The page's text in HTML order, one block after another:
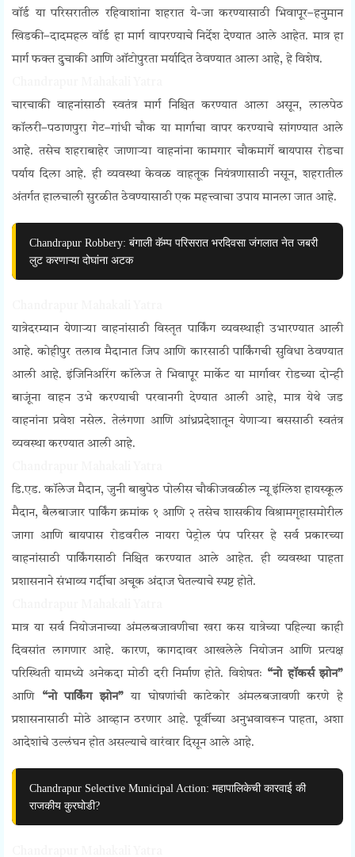
वॉर्ड या परिसरातील रहिवाशांना शहरात ये-जा करण्यासाठी भिवापूर–हनुमान
खिडकी–दादमहल वॉर्ड हा मार्ग वापरण्याचे निर्देश देण्यात आले आहेत. मात्र हा
मार्ग फक्त दुचाकी आणि ऑटोपुरता मर्यादित ठेवण्यात आला आहे, हे विशेष.
चारचाकी वाहनांसाठी स्वतंत्र मार्ग निश्चित करण्यात आला असून, लालपेठ
कॉलरी–पठाणपुरा गेट–गांधी चौक या मार्गाचा वापर करण्याचे सांगण्यात आले
आहे. तसेच शहराबाहेर जाणाऱ्या वाहनांना कामगार चौकमार्गे बायपास रोडचा
पर्याय दिला आहे. ही व्यवस्था केवळ वाहतूक नियंत्रणासाठी नसून, शहरातील
अंतर्गत हालचाली सुरळीत ठेवण्यासाठी एक महत्त्वाचा उपाय मानला जात आहे.
Chandrapur Robbery: बंगाली कॅम्प परिसरात भरदिवसा जंगलात नेत जबरी
लुट करणाऱ्या दोघांना अटक
यात्रेदरम्यान येणाऱ्या वाहनांसाठी विस्तृत पार्किंग व्यवस्थाही उभारण्यात आली
आहे. कोहीपुर तलाव मैदानात जिप आणि कारसाठी पार्किंगची सुविधा ठेवण्यात
आली आहे. इंजिनिअरिंग कॉलेज ते भिवापूर मार्केट या मार्गावर रोडच्या दोन्ही
बाजूंना वाहन उभे करण्याची परवानगी देण्यात आली आहे, मात्र येथे जड
वाहनांना प्रवेश नसेल. तेलंगणा आणि आंध्रप्रदेशातून येणाऱ्या बससाठी स्वतंत्र
व्यवस्था करण्यात आली आहे.
डि.एड. कॉलेज मैदान, जुनी बाबुपेठ पोलीस चौकीजवळील न्यू इंग्लिश हायस्कूल
मैदान, बैलबाजार पार्किंग क्रमांक १ आणि २ तसेच शासकीय विश्रामगृहासमोरील
जागा आणि बायपास रोडवरील नायरा पेट्रोल पंप परिसर हे सर्व प्रकारच्या
वाहनांसाठी पार्किंगसाठी निश्चित करण्यात आले आहेत. ही व्यवस्था पाहता
प्रशासनाने संभाव्य गर्दीचा अचूक अंदाज घेतल्याचे स्पष्ट होते.
मात्र या सर्व नियोजनाच्या अंमलबजावणीचा खरा कस यात्रेच्या पहिल्या काही
दिवसांत लागणार आहे. कारण, कागदावर आखलेले नियोजन आणि प्रत्यक्ष
परिस्थिती यामध्ये अनेकदा मोठी दरी निर्माण होते. विशेषतः “नो हॉकर्स झोन”
आणि “नो पार्किंग झोन”या घोषणांची काटेकोर अंमलबजावणी करणे हे
प्रशासनासाठी मोठे आव्हान ठरणार आहे. पूर्वीच्या अनुभवावरून पाहता, अशा
आदेशांचे उल्लंघन होत असल्याचे वारंवार दिसून आले आहे.
Chandrapur Selective Municipal Action: महापालिकेची कारवाई की
राजकीय कुरघोडी?